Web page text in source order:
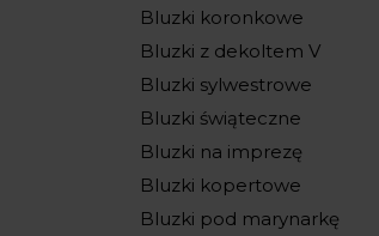
Bluzki koronkowe
Bluzki z dekoltem V
Bluzki sylwestrowe
Bluzki świąteczne
Bluzki na imprezę
Bluzki kopertowe
Bluzki pod marynarkę